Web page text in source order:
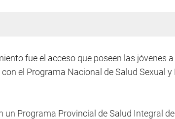
fue el acceso que poseen las jóvenes
el Programa Nacional de Salud Sexual y
un Programa Provincial de Salud Integral